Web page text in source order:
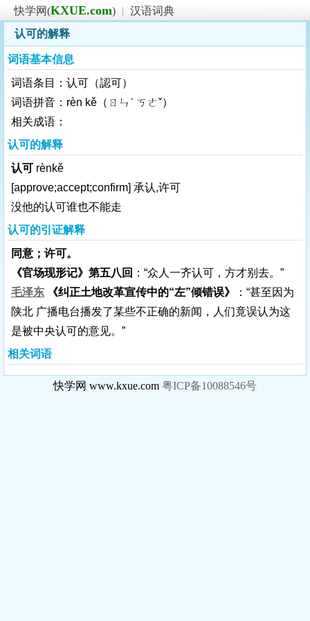
快学网(KXUE.com) | 汉语词典
认可的解释
词语基本信息
词语条目：认可（認可）
词语拼音：rèn kě（ㄖㄣˋ ㄎㄜˇ）
相关成语：
认可的解释
认可 rènkě
[approve;accept;confirm] 承认,许可
没他的认可谁也不能走
认可的引证解释
同意；许可。
《官场现形记》第五八回 ：“众人一齐认可，方才别去。”
毛泽东 《纠正土地改革宣传中的“左”倾错误》
：“甚至因为
陕北 广播电台播发了某些不正确的新闻，人们竟误认为这
是被中央认可的意见。”
相关词语
快学网 www.kxue.com 粤ICP备10088546号